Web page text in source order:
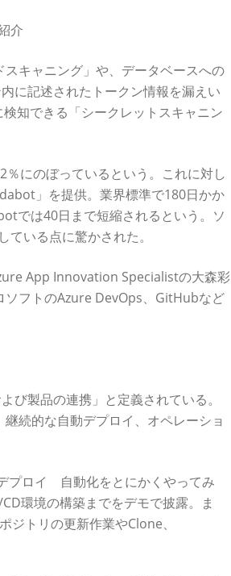
介
キャニング」や、データベースへの
に記述されたトークン情報を漏えい
知できる「シークレットスキャニン
にのぼっているという。これに対し
」を提供。業界標準で180日かか
では40日まで短縮されるという。ソ
いる点に驚かされた。
App Innovation Specialistの大森彩
フトのAzure DevOps、GitHubなど
び製品の連携」と定義されている。
続的な自動デプロイ、オペレーショ
プロイ 自動化をとにかくやってみ
環境の構築までをデモで披露。ま
トリの更新作業やClone、